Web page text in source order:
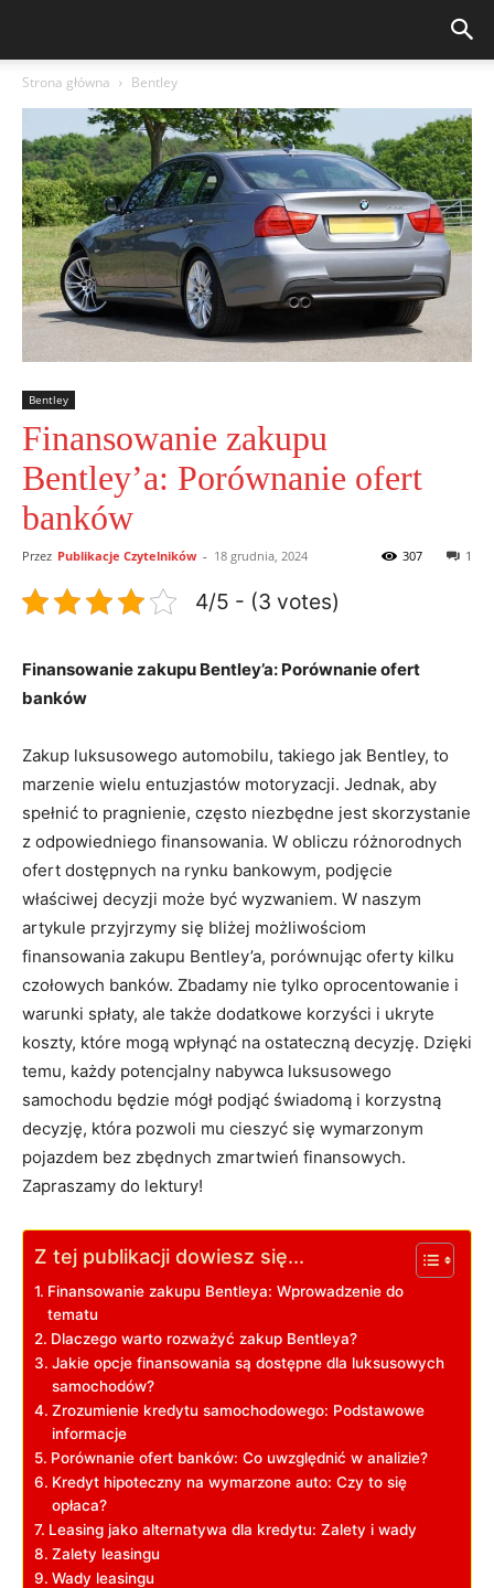
Strona główna Bentley
Bentley
Finansowanie zakupu
Bentley’a: Porównanie ofert
banków
Przez Publikacje Czytelników - 18 grudnia, 2024 1
307
4/5 - (3 votes)
Finansowanie zakupu Bentley’a: Porównanie ofert
banków
Zakup ⁣luksusowego automobilu, takiego jak Bentley, to
marzenie wielu entuzjastów motoryzacji. Jednak, ‌aby⁤
spełnić to pragnienie, często niezbędne jest‌ skorzystanie
⁢z⁣ odpowiedniego finansowania. W obliczu różnorodnych
ofert dostępnych⁢ na rynku bankowym,‌ podjęcie
właściwej decyzji może być wyzwaniem. W naszym
artykule przyjrzymy się⁣ bliżej możliwościom​
finansowania zakupu Bentley’a, porównując oferty ⁢kilku
czołowych banków. ‍Zbadamy nie tylko oprocentowanie i
‌warunki⁤ spłaty, ⁢ale także dodatkowe korzyści i ukryte
⁢koszty, które ​mogą wpłynąć na ostateczną decyzję. Dzięki
temu, każdy potencjalny nabywca ⁣luksusowego
samochodu ‌będzie mógł podjąć‌ świadomą⁤ i korzystną
decyzję, ‌która pozwoli mu cieszyć się wymarzonym⁤
pojazdem bez zbędnych‍ zmartwień⁣ finansowych.
Zapraszamy do⁤ lektury!
Z tej publikacji dowiesz się...
Finansowanie zakupu ⁤Bentleya: Wprowadzenie do
tematu
Dlaczego ⁢warto ‍rozważyć ⁤zakup Bentleya?
Jakie opcje‌ finansowania są ‌dostępne dla luksusowych
samochodów?
Zrozumienie kredytu ​samochodowego: Podstawowe​
informacje
Porównanie ofert banków:‍ Co ⁢uwzględnić w analizie?
Kredyt ‍hipoteczny na ​wymarzone⁢ auto: Czy to się⁣
opłaca?
Leasing jako alternatywa dla kredytu: Zalety ‌i‌ wady
Zalety leasingu
Wady leasingu